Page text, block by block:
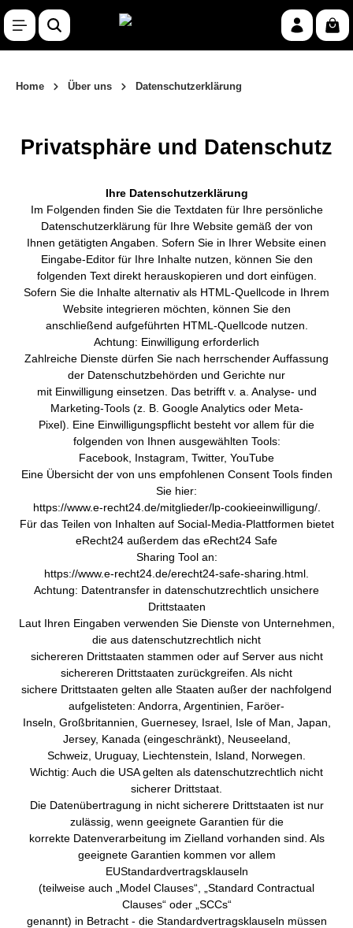
Zum Hauptinhalt springen
Home Über uns Datenschutzerklärung
Privatsphäre und Datenschutz
Ihre Datenschutzerklärung
Im Folgenden finden Sie die Textdaten für Ihre persönliche
Datenschutzerklärung für Ihre Website gemäß der von
Ihnen getätigten Angaben. Sofern Sie in Ihrer Website einen
Eingabe-Editor für Ihre Inhalte nutzen, können Sie den
folgenden Text direkt herauskopieren und dort einfügen.
Sofern Sie die Inhalte alternativ als HTML-Quellcode in Ihrem
Website integrieren möchten, können Sie den
anschließend aufgeführten HTML-Quellcode nutzen.
Achtung: Einwilligung erforderlich
Zahlreiche Dienste dürfen Sie nach herrschender Auffassung
der Datenschutzbehörden und Gerichte nur
mit Einwilligung einsetzen. Das betrifft v. a. Analyse- und
Marketing-Tools (z. B. Google Analytics oder Meta-
Pixel). Eine Einwilligungspflicht besteht vor allem für die
folgenden von Ihnen ausgewählten Tools:
Facebook, Instagram, Twitter, YouTube
Eine Übersicht der von uns empfohlenen Consent Tools finden
Sie hier:
https://www.e-recht24.de/mitglieder/lp-cookieeinwilligung/.
Für das Teilen von Inhalten auf Social-Media-Plattformen bietet
eRecht24 außerdem das eRecht24 Safe
Sharing Tool an:
https://www.e-recht24.de/erecht24-safe-sharing.html.
Achtung: Datentransfer in datenschutzrechtlich unsichere
Drittstaaten
Laut Ihren Eingaben verwenden Sie Dienste von Unternehmen,
die aus datenschutzrechtlich nicht
sichereren Drittstaaten stammen oder auf Server aus nicht
sichereren Drittstaaten zurückgreifen. Als nicht
sichere Drittstaaten gelten alle Staaten außer der nachfolgend
aufgelisteten: Andorra, Argentinien, Faröer-
Inseln, Großbritannien, Guernesey, Israel, Isle of Man, Japan,
Jersey, Kanada (eingeschränkt), Neuseeland,
Schweiz, Uruguay, Liechtenstein, Island, Norwegen.
Wichtig: Auch die USA gelten als datenschutzrechtlich nicht
sicherer Drittstaat.
Die Datenübertragung in nicht sicherere Drittstaaten ist nur
zulässig, wenn geeignete Garantien für die
korrekte Datenverarbeitung im Zielland vorhanden sind. Als
geeignete Garantien kommen vor allem
EUStandardvertragsklauseln
(teilweise auch „Model Clauses“, „Standard Contractual
Clauses“ oder „SCCs“
genannt) in Betracht - die Standardvertragsklauseln müssen